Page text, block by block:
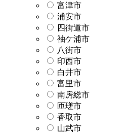
富津市
浦安市
四街道市
袖ケ浦市
八街市
印西市
白井市
富里市
南房総市
匝瑳市
香取市
山武市